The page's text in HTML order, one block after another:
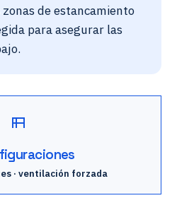
de estancamiento
para asegurar las
· ventilación forzada